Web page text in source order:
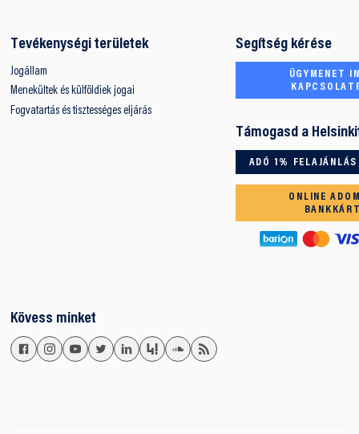
Tevékenységi területek
Jogállam
Menekültek és külföldiek jogai
Fogvatartás és tisztességes eljárás
Segítség kérése
ÜGYMENET
Támogasd a
ADÓ 1% FELAJÁNLÁS
ONLINE
Kövess minket